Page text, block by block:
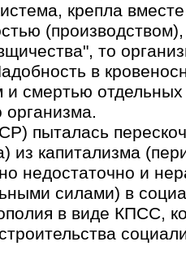
крепла
(производством),
то
в
смертью отдельных
организма.
пыталась
из капитализма
недостаточно и
силами) в
в виде КПСС,